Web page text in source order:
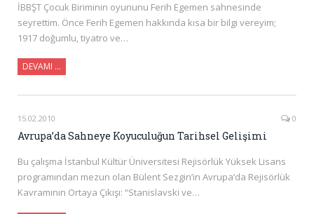
İBBŞT Çocuk Biriminin oyununu Ferih Egemen sahnesinde
seyrettim. Önce Ferih Egemen hakkında kısa bir bilgi vereyim;
1917 doğumlu, tiyatro ve…
DEVAMI …
15.02.2010 0
Avrupa’da Sahneye Koyuculuğun Tarihsel Gelişimi
Bu çalışma İstanbul Kültür Üniversitesi Rejisörlük Yüksek Lisans
programından mezun olan Bülent Sezgin’in Avrupa’da Rejisörlük
Kavramının Ortaya Çıkışı: “Stanislavski ve…